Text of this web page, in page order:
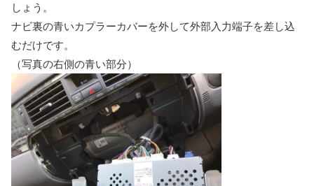
しょう。
ナビ裏の青いカプラーカバーを外して外部入力端子を差し込
むだけです。
（写真の右側の青い部分）